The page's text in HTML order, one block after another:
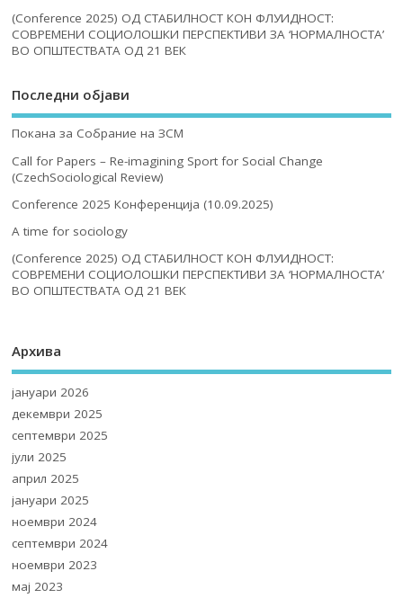
(Conference 2025) ОД СТАБИЛНОСТ КОН ФЛУИДНОСТ:
СОВРЕМЕНИ СОЦИОЛОШКИ ПЕРСПЕКТИВИ ЗА ‘НОРМАЛНОСТА’
ВО ОПШТЕСТВАТА ОД 21 ВЕК
Последни објави
Покана за Собрание на ЗСМ
Call for Papers – Re-imagining Sport for Social Change
(CzechSociological Review)
Conference 2025 Конференција (10.09.2025)
A time for sociology
(Conference 2025) ОД СТАБИЛНОСТ КОН ФЛУИДНОСТ:
СОВРЕМЕНИ СОЦИОЛОШКИ ПЕРСПЕКТИВИ ЗА ‘НОРМАЛНОСТА’
ВО ОПШТЕСТВАТА ОД 21 ВЕК
Архива
јануари 2026
декември 2025
септември 2025
јули 2025
април 2025
јануари 2025
ноември 2024
септември 2024
ноември 2023
мај 2023